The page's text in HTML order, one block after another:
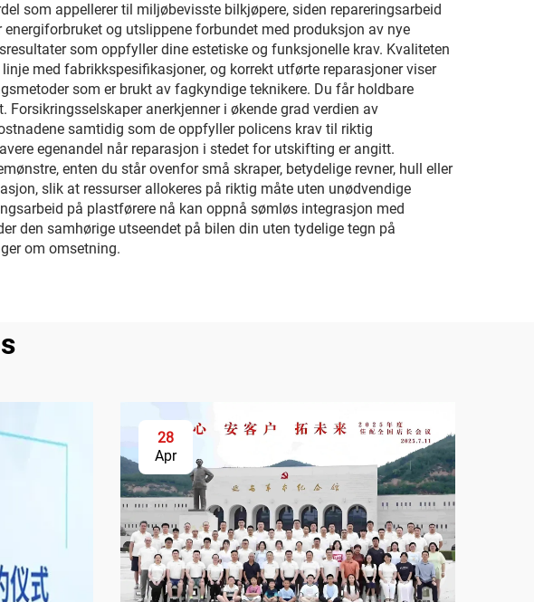
som appellerer til miljøbevisste bilkjøpere, siden repareringsarbeid
og utslippene forbundet med produksjon av nye
som oppfyller dine estetiske og funksjonelle krav. Kvaliteten
med fabrikkspesifikasjoner, og korrekt utførte reparasjoner viser
som er brukt av fagkyndige teknikere. Du får holdbare
anerkjenner i økende grad verdien av
samtidig som de oppfyller policens krav til riktig
egenandel når reparasjon i stedet for utskifting er angitt.
enten du står ovenfor små skraper, betydelige revner, hull eller
slik at ressurser allokeres på riktig måte uten unødvendige
på plastførere nå kan oppnå sømløs integrasjon med
den samhørige utseendet på bilen din uten tydelige tegn på
om omsetning.
28
Apr